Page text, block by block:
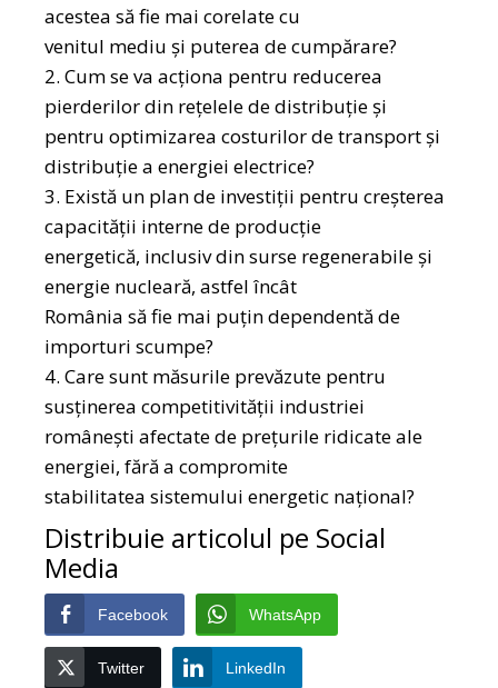
acestea să fie mai corelate cu
venitul mediu și puterea de cumpărare?
2. Cum se va acționa pentru reducerea
pierderilor din rețelele de distribuție și
pentru optimizarea costurilor de transport și
distribuție a energiei electrice?
3. Există un plan de investiții pentru creșterea
capacității interne de producție
energetică, inclusiv din surse regenerabile și
energie nucleară, astfel încât
România să fie mai puțin dependentă de
importuri scumpe?
4. Care sunt măsurile prevăzute pentru
susținerea competitivității industriei
românești afectate de prețurile ridicate ale
energiei, fără a compromite
stabilitatea sistemului energetic național?
Distribuie articolul pe Social
Media
Facebook WhatsApp
Twitter LinkedIn